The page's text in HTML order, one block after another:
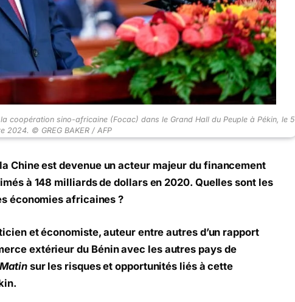
coopération sino-africaine (Focac) dans le Grand Hall du Peuple à Pékin, le 5
2024. © GREG BAKER / AFP
Chine est devenue un acteur majeur du financement
à 148 milliards de dollars en 2020. Quelles sont les
économies africaines ?
et économiste, auteur entre autres d’un rapport
extérieur du Bénin avec les autres pays de
sur les risques et opportunités liés à cette